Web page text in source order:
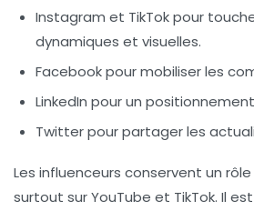
Instagram et TikTokpour
dynamiques et visuelles.
Facebookpour mobiliser les
LinkedIn pour un
Twitterpour partager les
Les influenceurs conservent un
surtout sur YouTube et TikTok. Il